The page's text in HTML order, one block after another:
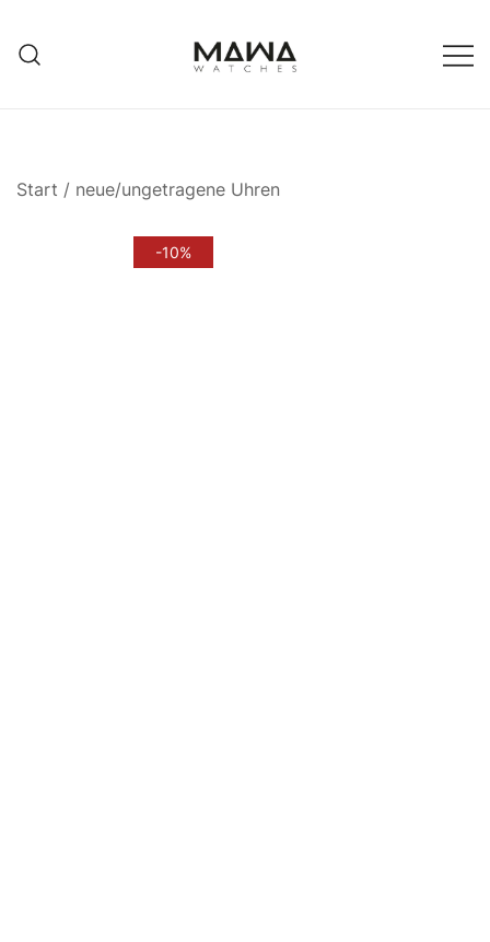
Inhalt
springen
Start / neue/ungetragene Uhren
-10%